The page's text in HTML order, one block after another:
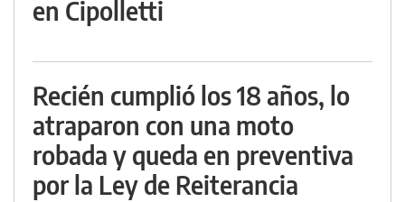
en Cipolletti
Recién cumplió los 18 años, lo
atraparon con una moto
robada y queda en preventiva
por la Ley de Reiterancia